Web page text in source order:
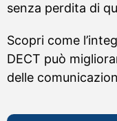
senza perdita di
Scopri come
DECT può
delle